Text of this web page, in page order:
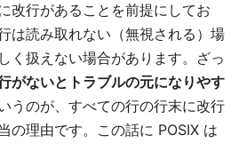
改行があることを前提にしてお
は読み取れない（無視される）場
く扱えない場合があります。ざっ
がないとトラブルの元になりやす
うのが、すべての行の行末に改行
の理由です。この話に POSIX は